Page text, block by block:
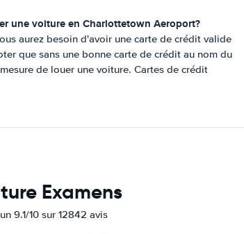
une voiture en Charlottetown Aeroport?
aurez besoin d'avoir une carte de crédit valide
que sans une bonne carte de crédit au nom du
de louer une voiture. Cartes de crédit
Examens
9.1/10 sur 12842 avis